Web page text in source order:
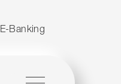
E-Banking